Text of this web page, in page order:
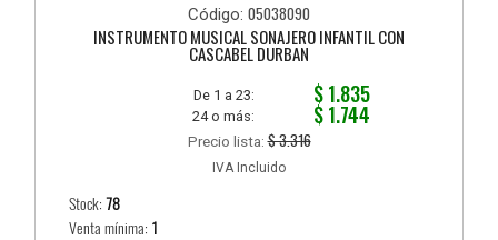
Código: 05038090
INSTRUMENTO MUSICAL SONAJERO INFANTIL CON
CASCABEL DURBAN
De 1 a 23: $ 1.835
24 o más: $ 1.744
Precio lista:$ 3.316
IVA Incluido
Stock:78
Venta mínima: 1